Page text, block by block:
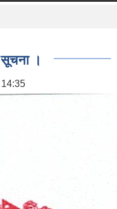
सूचना ।